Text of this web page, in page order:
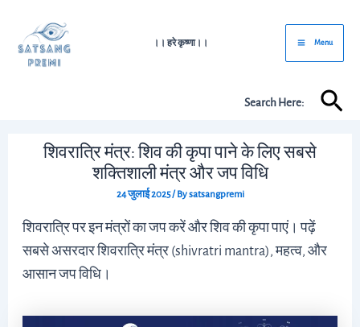
content
।। हरे कृष्णा।।
Main
Menu
Menu
Search Here:
शिवरात्रि मंत्र: शिव की कृपा पाने के लिए सबसे
शक्तिशाली मंत्र और जप विधि
24 जुलाई 2025/ Bysatsangpremi
शिवरात्रि पर इन मंत्रों का जप करें और शिव की कृपा पाएं। पढ़ें
सबसे असरदार शिवरात्रि मंत्र (shivratri mantra), महत्व, और
आसान जप विधि।
navigation